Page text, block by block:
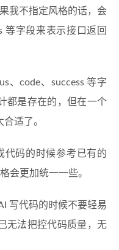
我不指定风格的话，会
等字段来表示接口返回
、code、success 等字
都是存在的，但在一个
适了。
代码的时候参考已有的
会更加统一一些。
写代码的时候不要轻易
无法把控代码质量，无